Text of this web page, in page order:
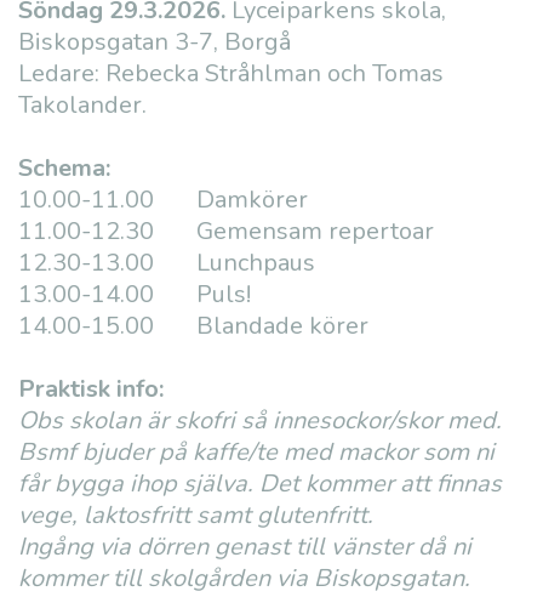
Söndag 29.3.2026. Lyceiparkens skola,
Biskopsgatan 3-7, Borgå
Ledare: Rebecka Stråhlman och Tomas
Takolander.
Schema:
10.00-11.00 Damkörer
11.00-12.30 Gemensam repertoar
12.30-13.00 Lunchpaus
13.00-14.00 Puls!
14.00-15.00 Blandade körer
Praktisk info:
Obs skolan är skofri så innesockor/skor med.
Bsmf bjuder på kaffe/te med mackor som ni
får bygga ihop själva. Det kommer att finnas
vege, laktosfritt samt glutenfritt.
Ingång via dörren genast till vänster då ni
kommer till skolgården via Biskopsgatan.